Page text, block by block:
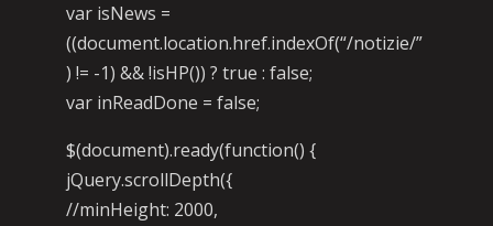
var isNews =
((document.location.href.indexOf(“/notizie/”
) != -1) && !isHP()) ? true : false;
var inReadDone = false;
$(document).ready(function() {
jQuery.scrollDepth({
//minHeight: 2000,